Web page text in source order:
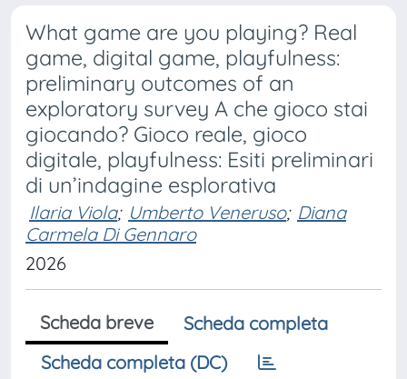
What game are you playing? Real
game, digital game, playfulness:
preliminary outcomes of an
exploratory survey A che gioco stai
giocando? Gioco reale, gioco
digitale, playfulness: Esiti preliminari
di un’indagine esplorativa
Ilaria Viola; Umberto Veneruso; Diana
Carmela Di Gennaro
2026
Scheda breve
Scheda completa
Scheda completa (DC)